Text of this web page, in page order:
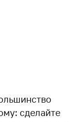
сделайте